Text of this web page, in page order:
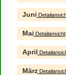
Juni
Mai Detailansicht
April
März